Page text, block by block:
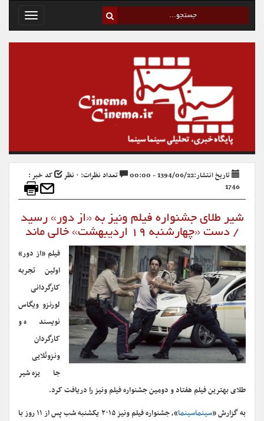
Toggle
تاریخ انتشار:1394/06/22 - 00:00 تعداد نظرات: ۰ نظر
کد خبر :
1746
شیر طلای جشنواره فیلم ونیز به «از دور» رسید
/ دست «چهارشنبه ۱۹ اردیبهشت» خالی ماند
فیلم «از دور»
اولین تجربه
کارگردانی
لورنزو ویگاس
نویسنده و
کارگردان
ونزوئلایی
جایزه شیر
طلای بهترین فیلم هفتاد و دومین جشنواره فیلم ونیز را دریافت کرد.
به گزارش «سینماسینما
»، جشنواره فیلم ونیز ۲۰۱۵ یکشنبه شب پس از ۱۱ روز با